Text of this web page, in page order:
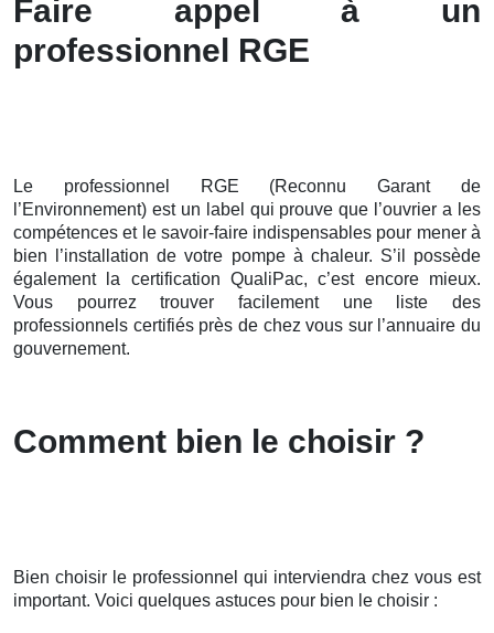
Faire appel à un
professionnel RGE
Le professionnel RGE (Reconnu Garant de
l’Environnement) est un label qui prouve que l’ouvrier a les
compétences et le savoir-faire indispensables pour mener à
bien l’installation de votre pompe à chaleur. S’il possède
également la certification QualiPac, c’est encore mieux.
Vous pourrez trouver facilement une liste des
professionnels certifiés près de chez vous sur l’annuaire du
gouvernement.
Comment bien le choisir ?
Bien choisir le professionnel qui interviendra chez vous est
important. Voici quelques astuces pour bien le choisir :